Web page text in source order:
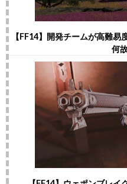
【FF14】開発チームが高難
何